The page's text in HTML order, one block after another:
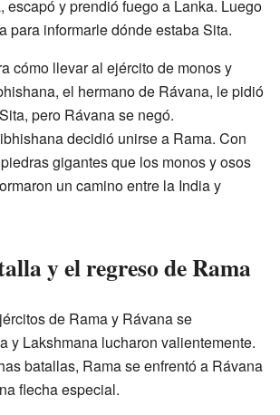
escapó y prendió fuego a Lanka. Luego
para informarle dónde estaba Sita.
cómo llevar al ejército de monos y
el hermano de Rávana, le pidió
pero Rávana se negó.
decidió unirse a Rama. Con
gigantes que los monos y osos
un camino entre la India y
y el regreso de Rama
de Rama y Rávana se
y Lakshmana lucharon valientemente.
batallas, Rama se enfrentó a Rávana
flecha especial.